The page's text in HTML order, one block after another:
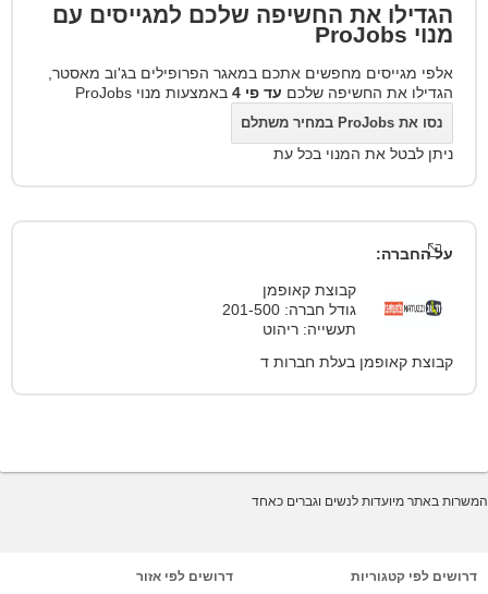
הגדילו את החשיפה שלכם למגייסים עם
מנוי ProJobs
אלפי מגייסים מחפשים אתכם במאגר הפרופילים בג'וב מאסטר,
הגדילו את החשיפה שלכם עד פי 4 באמצעות מנוי ProJobs
נסו את ProJobs במחיר משתלם
ניתן לבטל את המנוי בכל עת
על החברה:
קבוצת קאופמן
גודל חברה: 201-500
תעשייה: ריהוט
קבוצת קאופמן בעלת חברות ד
המשרות באתר מיועדות לנשים וגברים כאחד
דרושים לפי קטגוריות
דרושים לפי אזור